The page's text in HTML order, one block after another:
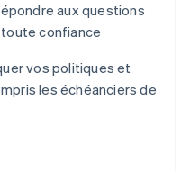
aux questions
confiance
vos politiques et
les échéanciers de